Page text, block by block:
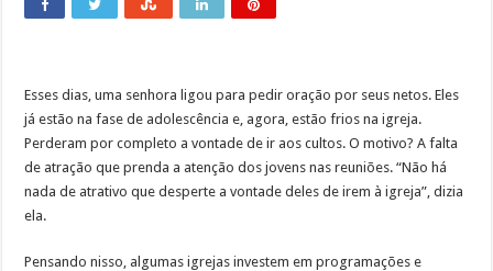
Esses dias, uma senhora ligou para pedir oração por seus netos. Eles
já estão na fase de adolescência e, agora, estão frios na igreja.
Perderam por completo a vontade de ir aos cultos. O motivo? A falta
de atração que prenda a atenção dos jovens nas reuniões. “Não há
nada de atrativo que desperte a vontade deles de irem à igreja”, dizia
ela.
Pensando nisso, algumas igrejas investem em programações e